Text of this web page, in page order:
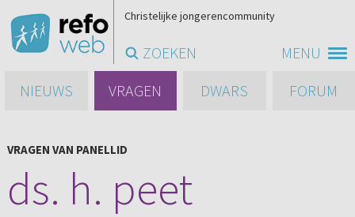
MENU
Christelijke jongerencommunity
ZOEKEN
NIEUWS
VRAGEN DWARS FORUM
VRAGEN VAN PANELLID
ds. h. peet